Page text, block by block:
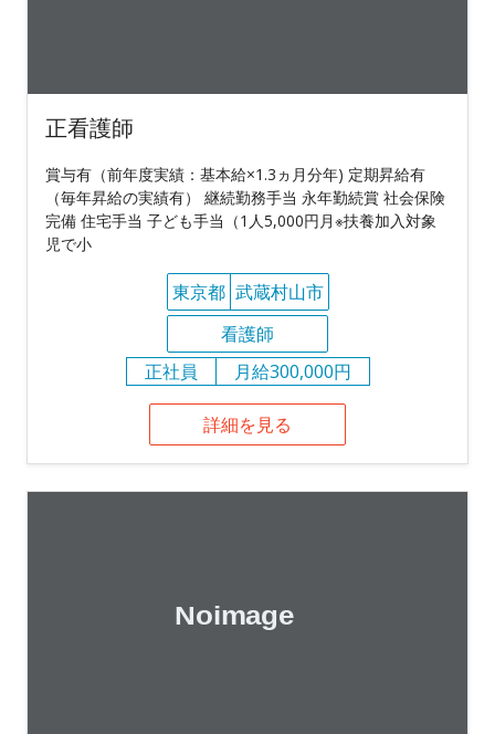
正看護師
賞与有（前年度実績：基本給×1.3ヵ月分年) 定期昇給有
（毎年昇給の実績有） 継続勤務手当 永年勤続賞 社会保険
完備 住宅手当 子ども手当（1人5,000円月※扶養加入対象
児で小
東京都 武蔵村山市
看護師
正社員
月給300,000円
詳細を見る